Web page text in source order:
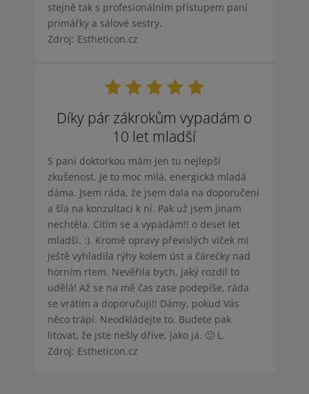
stejně tak s profesionálním přístupem paní
primářky a sálové sestry.
Zdroj: Estheticon.cz
Díky pár zákrokům vypadám o
10 let mladší
S paní doktorkou mám jen tu nejlepší
zkušenost. Je to moc milá, energická mladá
dáma. Jsem ráda, že jsem dala na doporučení
a šla na konzultaci k ní. Pak už jsem jinam
nechtěla. Cítím se a vypadám!! o deset let
mladší. :). Kromě opravy převislých víček mi
ještě vyhladila rýhy kolem úst a čárečky nad
horním rtem. Nevěřila bych, jaký rozdíl to
udělá! Až se na mě čas zase podepíše, ráda
se vrátím a doporučuji!! Dámy, pokud Vás
něco trápí. Neodkládejte to. Budete pak
litovat, že jste nešly dříve, jako já. 🙂 L.
Zdroj: Estheticon.cz